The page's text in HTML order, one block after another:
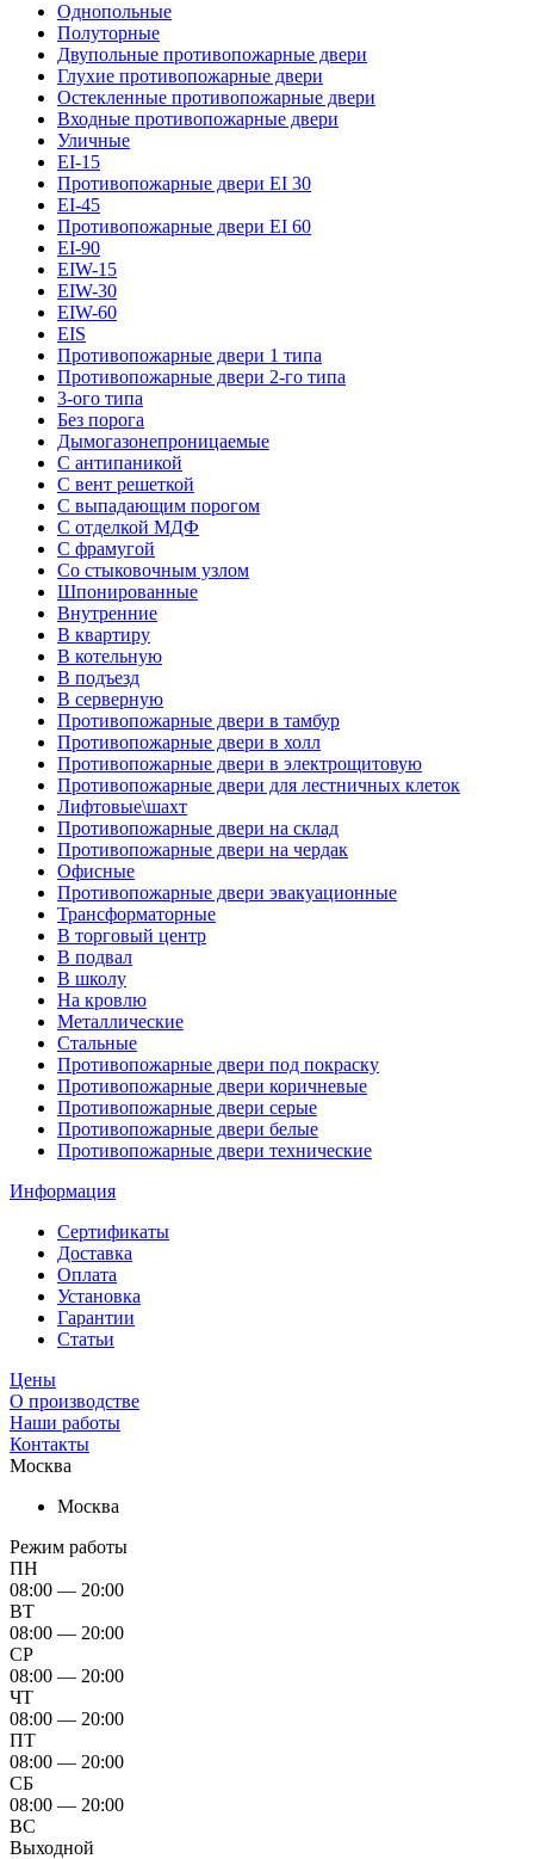
Однопольные
Полуторные
Двупольные противопожарные двери
Глухие противопожарные двери
Остекленные противопожарные двери
Входные противопожарные двери
Уличные
EI-15
Противопожарные двери EI 30
EI-45
Противопожарные двери EI 60
EI-90
EIW-15
EIW-30
EIW-60
EIS
Противопожарные двери 1 типа
Противопожарные двери 2-го типа
3-ого типа
Без порога
Дымогазонепроницаемые
С антипаникой
С вент решеткой
С выпадающим порогом
С отделкой МДФ
С фрамугой
Со стыковочным узлом
Шпонированные
Внутренние
В квартиру
В котельную
В подъезд
В серверную
Противопожарные двери в тамбур
Противопожарные двери в холл
Противопожарные двери в электрощитовую
Противопожарные двери для лестничных клеток
Лифтовые\шахт
Противопожарные двери на склад
Противопожарные двери на чердак
Офисные
Противопожарные двери эвакуационные
Трансформаторные
В торговый центр
В подвал
В школу
На кровлю
Металлические
Стальные
Противопожарные двери под покраску
Противопожарные двери коричневые
Противопожарные двери серые
Противопожарные двери белые
Противопожарные двери технические
Информация
Сертификаты
Доставка
Оплата
Установка
Гарантии
Статьи
Цены
О производстве
Наши работы
Контакты
Москва
Москва
Режим работы
ПН
08:00 — 20:00
ВТ
08:00 — 20:00
СР
08:00 — 20:00
ЧТ
08:00 — 20:00
ПТ
08:00 — 20:00
СБ
08:00 — 20:00
ВС
Выходной